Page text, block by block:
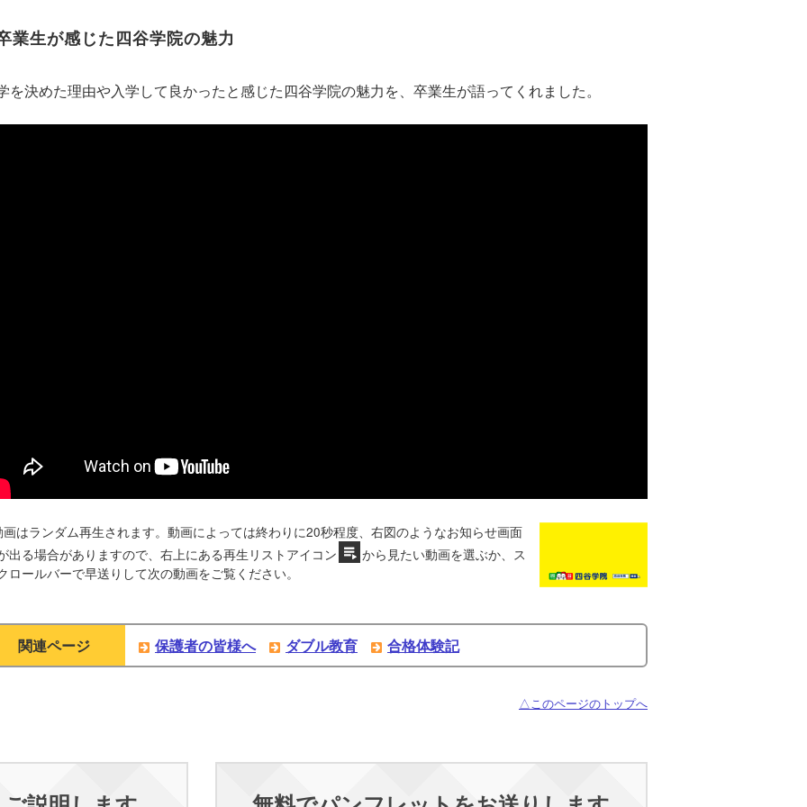
業生が感じた四谷学院の魅力
を決めた理由や入学して良かったと感じた四谷学院の魅力を、卒業生が語ってくれました。
画はランダム再生されます。動画によっては終わりに20秒程度、右図のようなお知らせ画面
出る場合がありますので、右上にある再生リストアイコン
から見たい動画を選ぶか、ス
ロールバーで早送りして次の動画をご覧ください。
関連ページ 保護者の皆様へ ダブル教育 合格体験記
△このページのトップへ